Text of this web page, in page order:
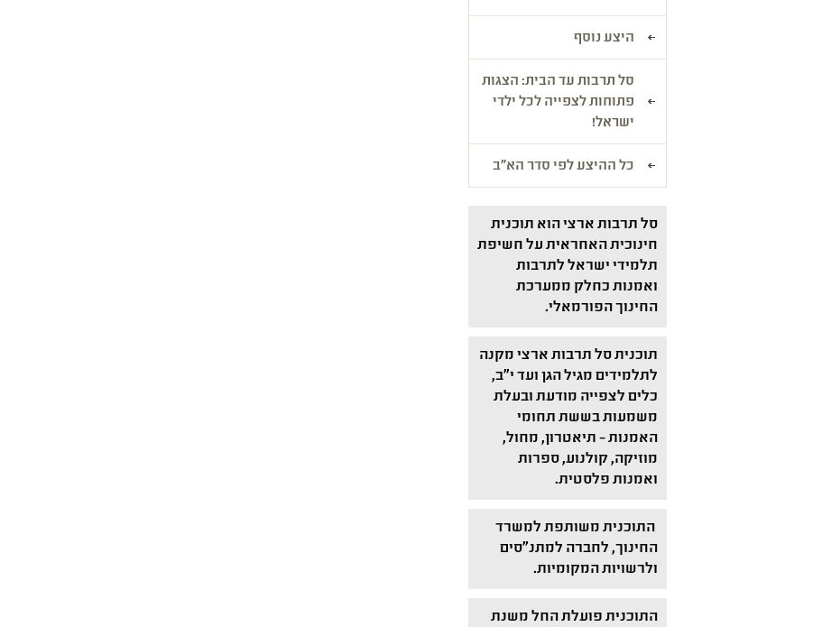
היצע נוסף
סל תרבות עד הבית: הצגות
פתוחות לצפייה לכל ילדי
ישראל!
כל ההיצע לפי סדר הא"ב
סל תרבות ארצי הוא תוכנית
חינוכית האחראית על חשיפת
תלמידי ישראל לתרבות
ואמנות כחלק ממערכת
החינוך הפורמאלי.
תוכנית סל תרבות ארצי מקנה
לתלמידים מגיל הגן ועד י"ב,
כלים לצפייה מודעת ובעלת
משמעות בששת תחומי
האמנות – תיאטרון, מחול,
מוזיקה, קולנוע, ספרות
ואמנות פלסטית.
התוכנית משותפת למשרד
החינוך, לחברה למתנ"סים
ולרשויות המקומיות.
התוכנית פועלת החל משנת